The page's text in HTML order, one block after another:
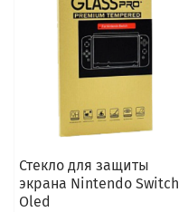
Стекло для защиты
экрана Nintendo Switch
Oled